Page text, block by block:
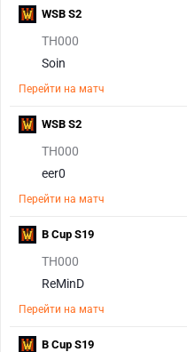
TH000
Soin
Перейти на матч
WSB S2
TH000
eer0
Перейти на матч
WSB S2
TH000
ReMinD
Перейти на матч
B Cup S19
B Cup S19